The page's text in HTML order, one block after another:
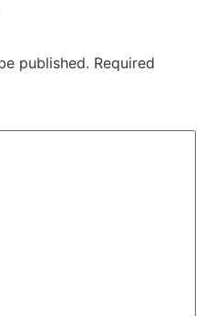
published. Required